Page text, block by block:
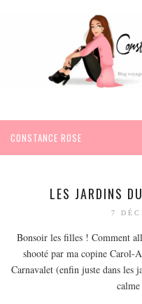
CONSTANCE ROSE
VOYAGES
SEYCHELLES
AMÉRIQUE
LES JARDINS
7
Bonsoir les filles ! Comment
shooté par ma copine Carol-
Carnavalet (enfin juste dans les
calme